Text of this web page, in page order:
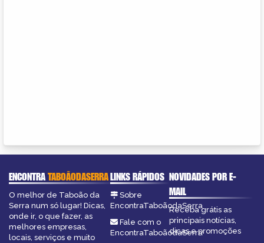
ENCONTRATABOÃODASERRA
O melhor de Taboão da
Serra num só lugar! Dicas,
onde ir, o que fazer, as
melhores empresas,
locais, serviços e muito
LINKS RÁPIDOS
Sobre
EncontraTaboãodaSerra
Fale com o
EncontraTaboãodaSerra
NOVIDADES POR E-
MAIL
Receba grátis as
principais notícias,
dicas e promoções